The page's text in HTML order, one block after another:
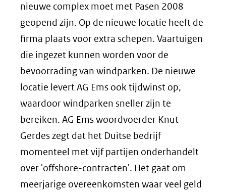
nieuwe complex moet met Pasen 2008
geopend zijn. Op de nieuwe locatie heeft de
firma plaats voor extra schepen. Vaartuigen
die ingezet kunnen worden voor de
bevoorrading van windparken. De nieuwe
locatie levert AG Ems ook tijdwinst op,
waardoor windparken sneller zijn te
bereiken. AG Ems woordvoerder Knut
Gerdes zegt dat het Duitse bedrijf
momenteel met vijf partijen onderhandelt
over 'offshore-contracten'. Het gaat om
meerjarige overeenkomsten waar veel geld